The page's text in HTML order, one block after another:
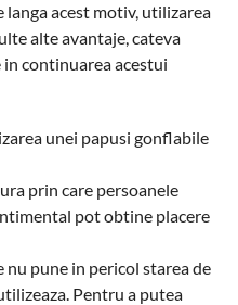
langa acest motiv, utilizarea
alte avantaje, cateva
continuarea acestui
unei papusi gonflabile
prin care persoanele
pot obtine placere
nu pune in pericol starea de
Pentru a putea